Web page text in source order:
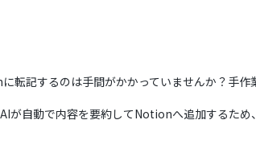
記するのは手間がかかっていませんか？手
自動で内容を要約してNotionへ追加するた